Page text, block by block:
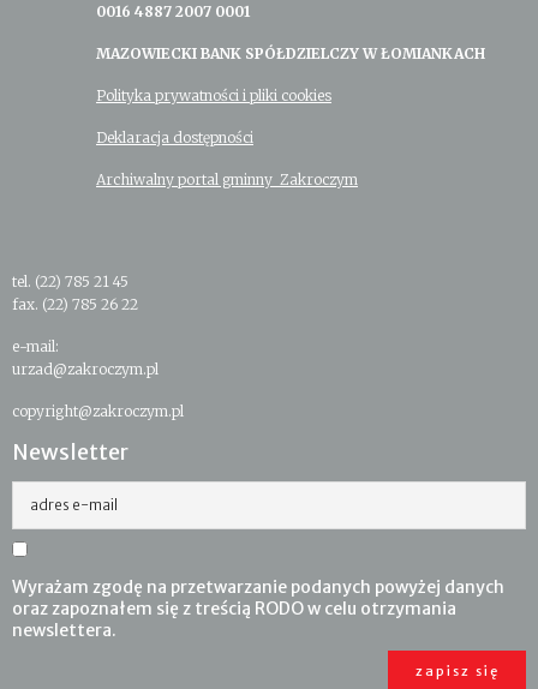
0016 4887 2007 0001
MAZOWIECKI BANK SPÓŁDZIELCZY W ŁOMIANKACH
Polityka prywatności i pliki cookies
Deklaracja dostępności
Archiwalny portal gminny Zakroczym
tel. (22) 785 21 45
fax. (22) 785 26 22
e-mail:
urzad@zakroczym.pl
copyright@zakroczym.pl
Newsletter
adres e-mail
Wyrażam zgodę na przetwarzanie podanych powyżej danych
oraz zapoznałem się z treścią RODO w celu otrzymania
newslettera.